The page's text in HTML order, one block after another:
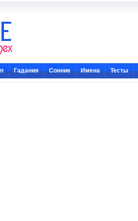
Гадания Сонник Имена Тесты